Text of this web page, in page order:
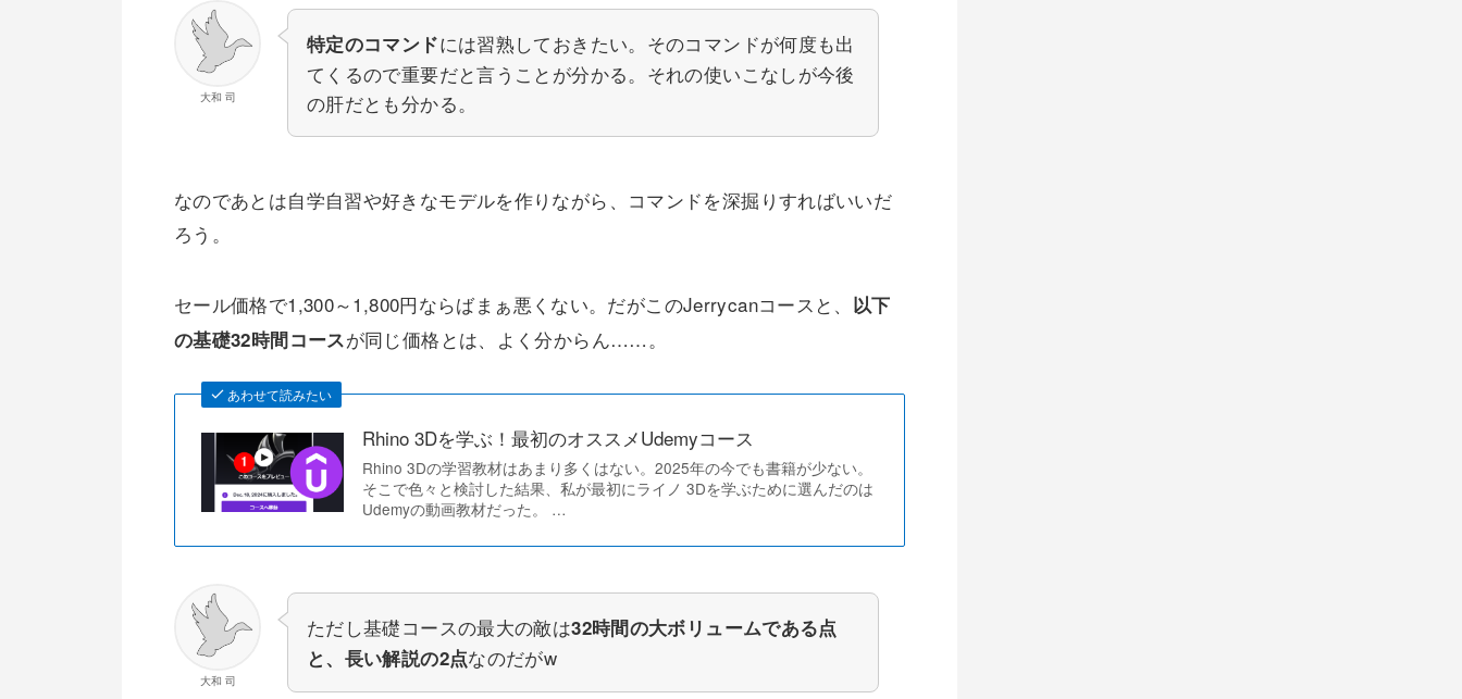
大和 司
特定のコマンドには習熟しておきたい。そのコマンドが何度も出
てくるので重要だと言うことが分かる。それの使いこなしが今後
の肝だとも分かる。
なのであとは自学自習や好きなモデルを作りながら、コマンドを深掘りすればいいだ
ろう。
セール価格で1,300～1,800円ならばまぁ悪くない。だがこのJerrycanコースと、 以下
の基礎32時間コースが同じ価格とは、よく分からん……。
あわせて読みたい
Rhino 3Dを学ぶ！最初のオススメUdemyコース
Rhino 3Dの学習教材はあまり多くはない。2025年の今でも書籍が少ない。
そこで色々と検討した結果、私が最初にライノ 3Dを学ぶために選んだのは
Udemyの動画教材だった。 …
大和 司
ただし基礎コースの最大の敵は32時間の大ボリュームである点
と、長い解説の2点なのだがw